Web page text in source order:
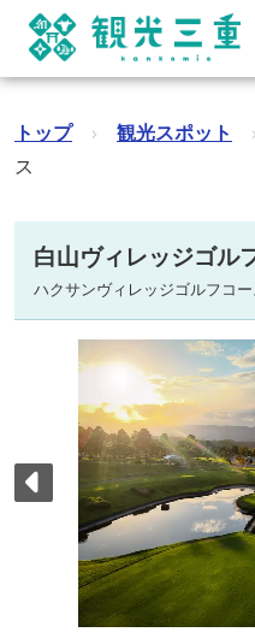
トップ › 観光スポット ›
ス
白山ヴィレッジゴル
ハクサンヴィレッジゴルフコー